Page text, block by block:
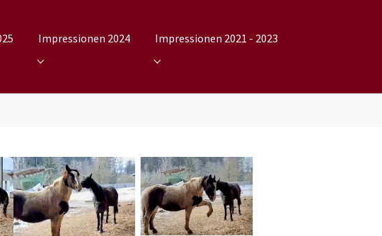
2025"
Impressionen 2024
Submenu for "Impressionen 2024"
Impressionen 2021 - 2023
Submenu for "Impressionen 2021 - 2023"